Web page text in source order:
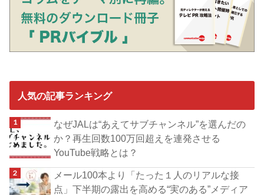
人気の記事ランキング
なぜJALは“あえてサブチャンネル”を選んだの
か？再生回数100万回超えを連発させる
YouTube戦略とは？
メール100本より「たった１人のリアルな接
点」下半期の露出を高める“実のある”メディア